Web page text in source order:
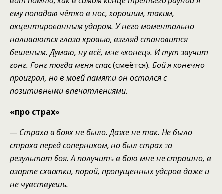
ему попадаю чётко в нос, хорошим, таким,
акцентированным ударом. Унего моментально
наливаются глазакровью, взгляд становится
бешеным. Думаю, ну всё, мне«конец». Итут звучит
гонг. Гонгтогдаменя спас(смеётся). Бой я конечно
проиграл, но в моей памяти он остался с
позитивными впечатлениями.
«про страх»
— Страха в бояхне было. Даже не так. Не было
страха перед соперником, но был страх за
результат боя. А получить в бою мнене страшно, в
азарте схватки, порой, пропущенных ударов даже и
не чувствуешь.